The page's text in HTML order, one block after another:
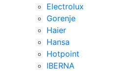
Electrolux
Gorenje
Haier
Hansa
Hotpoint
IBERNA